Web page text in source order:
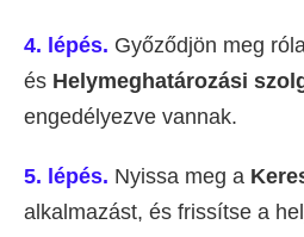
4. lépés. Győződjön meg
és Helymeghatározási
engedélyezve vannak.
5. lépés. Nyissa meg a
alkalmazást, és frissítse a